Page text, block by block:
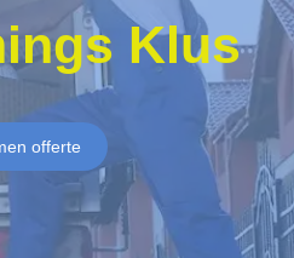
Klus
offerte